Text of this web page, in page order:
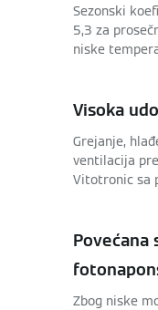
Sezonski
5,3 za
niske
Visoka
Grejanje,
ventilacija
Vitotronic sa
Zbog niske